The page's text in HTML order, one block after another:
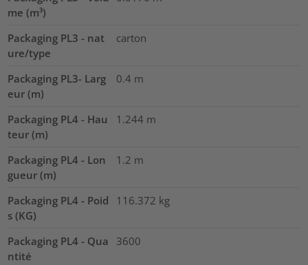
me (m³)
Packaging PL3 - nat
ure/type
carton
Packaging PL3- Larg
eur (m)
0.4 m
Packaging PL4 - Hau
teur (m)
1.244 m
Packaging PL4 - Lon
gueur (m)
1.2 m
Packaging PL4 - Poid
s (KG)
116.372 kg
Packaging PL4 - Qua
ntité
3600